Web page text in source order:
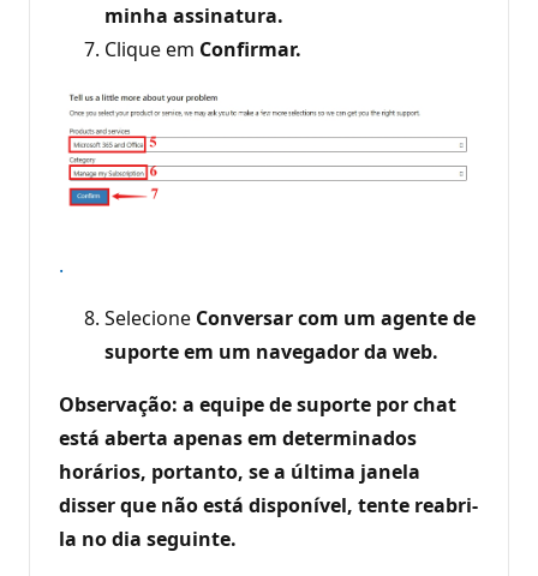
minha assinatura.
Clique em Confirmar.
.
Selecione Conversar com um agente de
suporte em um navegador da web.
Observação: a equipe de suporte por chat
está aberta apenas em determinados
horários, portanto, se a última janela
disser que não está disponível, tente reabri-
la no dia seguinte.